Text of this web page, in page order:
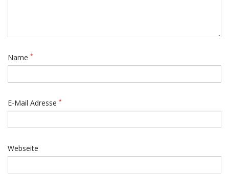
Name *
E-Mail Adresse *
Webseite